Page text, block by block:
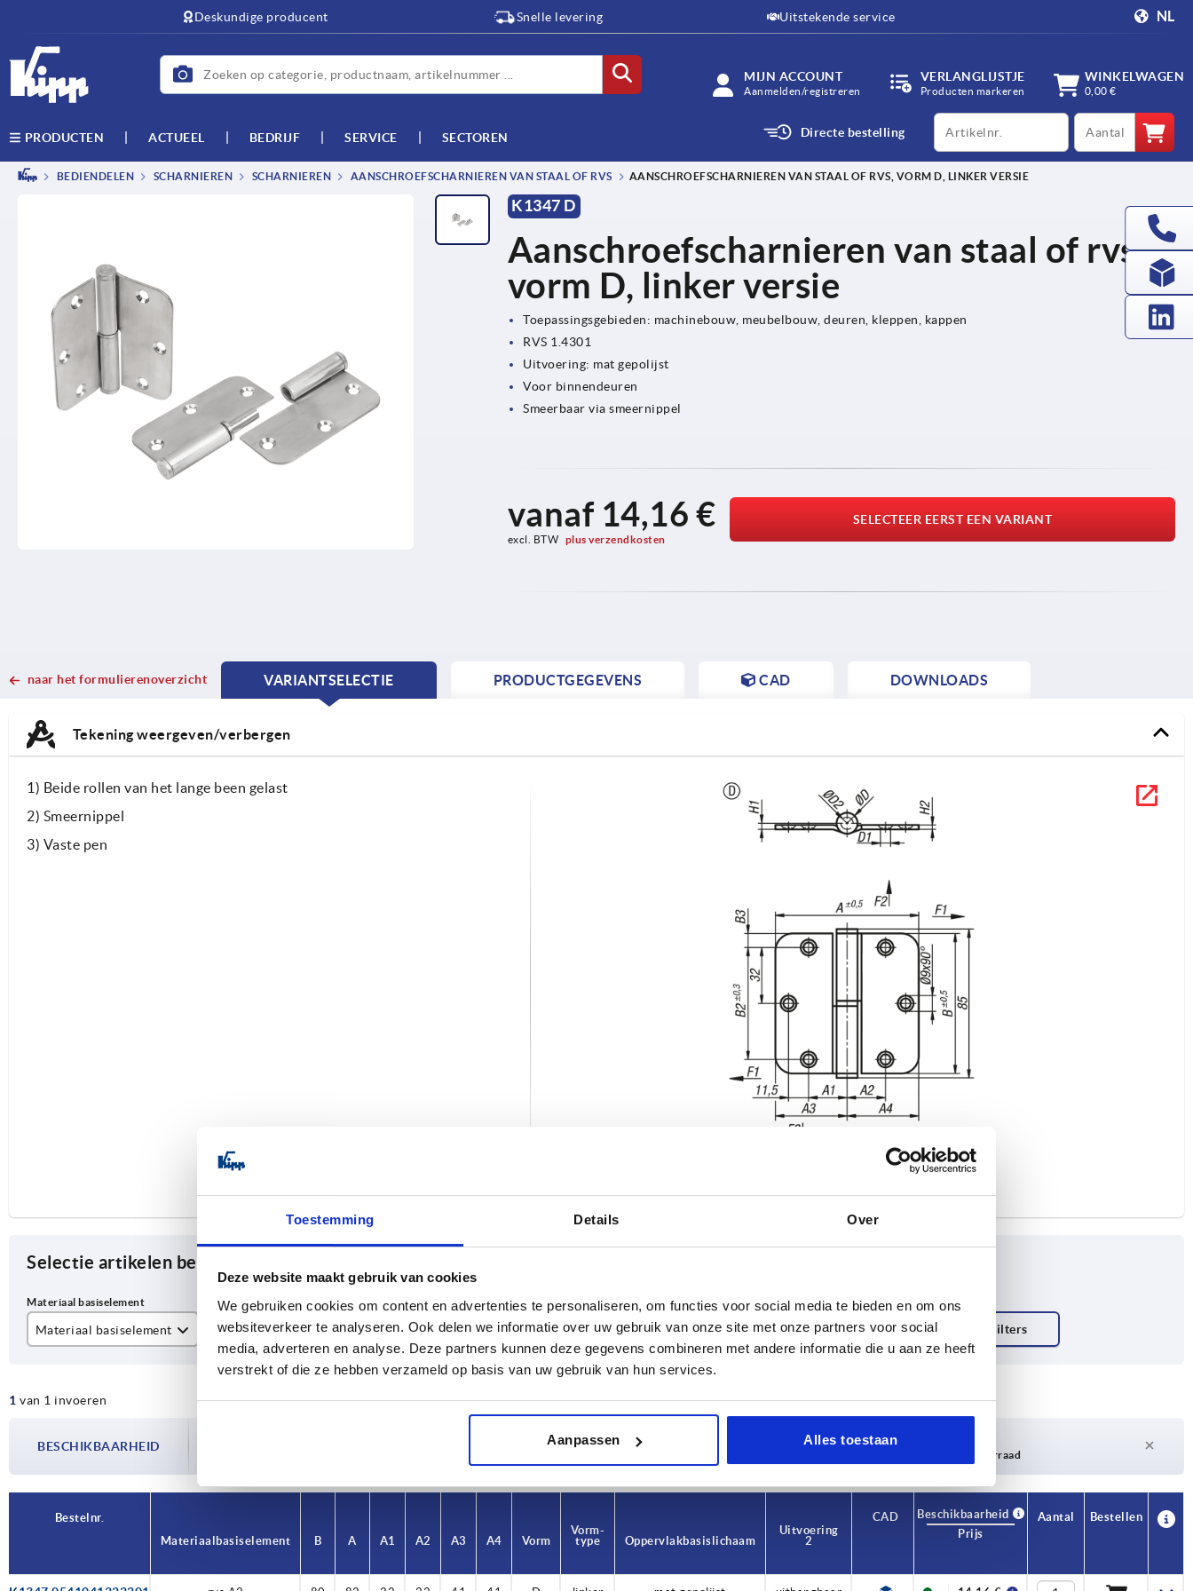
Toestemming Details Over
Deze website maakt gebruik van cookies
We gebruiken cookies om content en advertenties te personaliseren, om functies voor social media te bieden en om ons
websiteverkeer te analyseren. Ook delen we informatie over uw gebruik van onze site met onze partners voor social
media, adverteren en analyse. Deze partners kunnen deze gegevens combineren met andere informatie die u aan ze heeft
verstrekt of die ze hebben verzameld op basis van uw gebruik van hun services.
Aanpassen Alles toestaan
Deskundige producent Snelle levering Uitstekende service NL
MIJN ACCOUNT
Aanmelden/registreren
VERLANGLIJSTJE
Producten markeren
WINKELWAGEN
0,00 €
PRODUCTEN ACTUEEL BEDRIJF SERVICE SECTOREN Directe bestelling
productCode qty
BEDIENDELEN SCHARNIEREN SCHARNIEREN AANSCHROEFSCHARNIEREN VAN STAAL OF RVS AANSCHROEFSCHARNIEREN VAN STAAL OF RVS, VORM D, LINKER VERSIE
K1347 D
Aanschroefscharnieren van staal of rvs,
vorm D, linker versie
Toepassingsgebieden: machinebouw, meubelbouw, deuren, kleppen, kappen
RVS 1.4301
Uitvoering: mat gepolijst
Voor binnendeuren
Smeerbaar via smeernippel
vanaf 14,16 €
excl. BTW plus verzendkosten
SELECTEER EERST EEN VARIANT
naar het formulierenoverzicht
VARIANTSELECTIE
CURRENT
CURRENT
PRODUCTGEGEVENS CAD DOWNLOADS
Tekening weergeven/verbergen
1) Beide rollen van het lange been gelast
2) Smeernippel
3) Vaste pen
Selectie artikelen begrenzen
Materiaal basiselement
80
A
82
A1
22
A2
1 van 1 invoeren TABEL VERGROTEN
BESCHIKBAARHEID
bijgewerkt. In de laatste stap voordat je je bestelling afrondt, word je geïnformeerd
Levertijd op aanvraag
Momenteel niet op voorraad
Bestelnr.
Materiaal basiselement
B A A1 A2 A3 A4 Vorm
Vorm-
type
Oppervlak basislichaam
Uitvoering
2
D1
CAD
Beschikbaarheid
Prijs
Aantal Bestellen
Bestelnr.
Materiaal basiselement
B A A1 A2 A3 A4 Vorm
Vorm-
type
Oppervlak basislichaam
Uitvoering
2
D1
CAD
Beschikbaarheid
Prijs
Aantal Bestellen